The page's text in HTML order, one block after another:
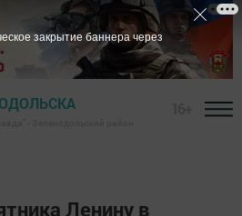
Ленину в
закрытие баннера через